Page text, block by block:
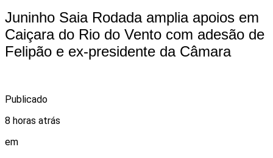
Juninho Saia Rodada amplia apoios em
Caiçara do Rio do Vento com adesão de
Felipão e ex-presidente da Câmara
Publicado
8 horas atrás
em